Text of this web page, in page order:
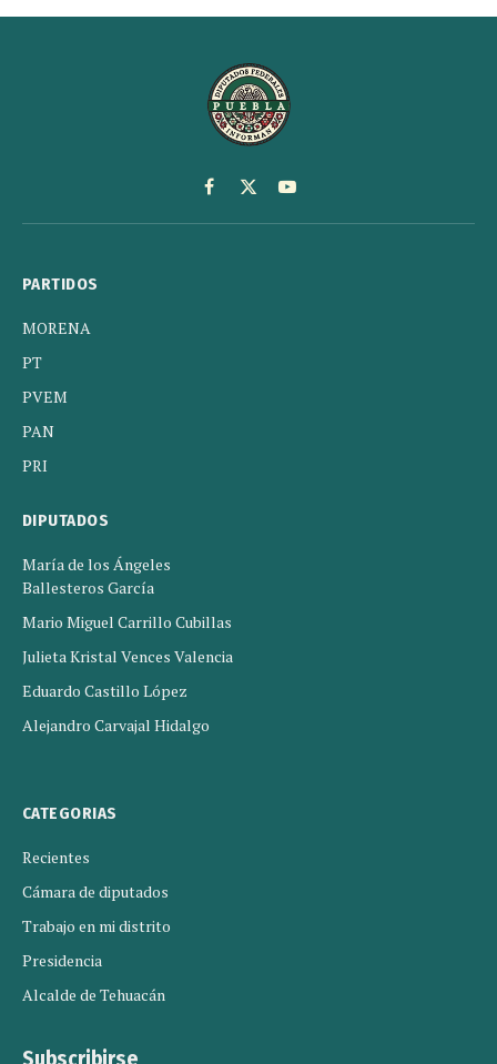
Facebook
X
(Twitter)
YouTube
PARTIDOS
MORENA
PT
PVEM
PAN
PRI
DIPUTADOS
María de los Ángeles
Ballesteros García
Mario Miguel Carrillo Cubillas
Julieta Kristal Vences Valencia
Eduardo Castillo López
Alejandro Carvajal Hidalgo
CATEGORIAS
Recientes
Cámara de diputados
Trabajo en mi distrito
Presidencia
Alcalde de Tehuacán
Subscribirse